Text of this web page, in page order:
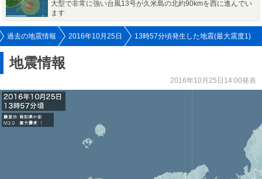
大型で非常に強い台風13号が久米島の北約90kmを西に進んでい
ます
過去の地震情報 2016年10月25日 13時57分頃発生した地震(最大震度1)
地震情報
2016年10月25日14:00発表